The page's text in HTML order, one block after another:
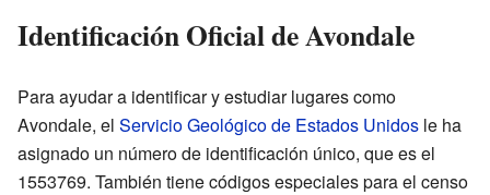
Identificación Oficial de Avondale
Para ayudar a identificar y estudiar lugares como
Avondale, el Servicio Geológico de Estados Unidos le ha
asignado un número de identificación único, que es el
1553769. También tiene códigos especiales para el censo